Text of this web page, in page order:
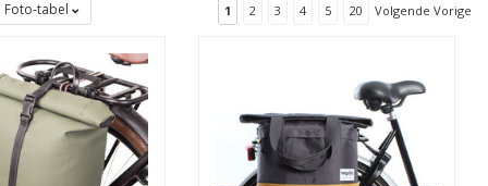
door verkrijgbaar. Deze shop heeft
Foto-tabel 1 2 3 4 5 20 Volgende Vorige